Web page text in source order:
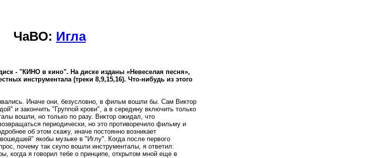
ЧаВО: Игла
- "КИНО в кино". На диске изданы «Невеселая песня»,
инструментала (треки 8,9,15,16). Что-нибудь из этого
Иначе они, безусловно, в фильм вошли бы. Сам Виктор
и закончить "Группой крови", а в середину включить только
вошли, но только по разу. Виктор ожидал, что
периодически, но это противоречило фильму и
об этом скажу, иначе постоянно возникает
якобы музыке в "Иглу". Когда после первого
почему так скупо вошли инструменталы, я ответил:
когда я говорил тебе о принципе, открытом мной еще в